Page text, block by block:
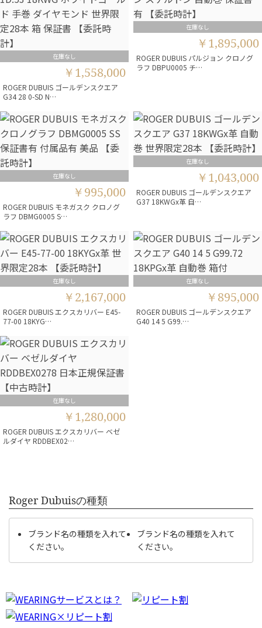
在庫なし
￥1,558,000
ROGER DUBUIS ゴールデンスクエア
G34 28 0-SD N…
在庫なし
￥1,895,000
ROGER DUBUIS パルジョン クロノグ
ラフ DBPU0005 チ…
在庫なし
￥995,000
ROGER DUBUIS モネガスク クロノグ
ラフ DBMG0005 S…
在庫なし
￥1,043,000
ROGER DUBUIS ゴールデンスクエア
G37 18KWGx革 自…
在庫なし
￥2,167,000
ROGER DUBUIS エクスカリバー E45-
77-00 18KYG…
在庫なし
￥895,000
ROGER DUBUIS ゴールデンスクエア
G40 14 5 G99.…
在庫なし
￥1,280,000
ROGER DUBUIS エクスカリバー ベゼ
ルダイヤ RDDBEX02…
Roger Dubuisの種類
ブランド名の種類を入れて
ください。
ブランド名の種類を入れて
ください。